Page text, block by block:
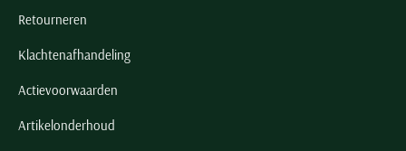
Retourneren
Klachtenafhandeling
Actievoorwaarden
Artikelonderhoud